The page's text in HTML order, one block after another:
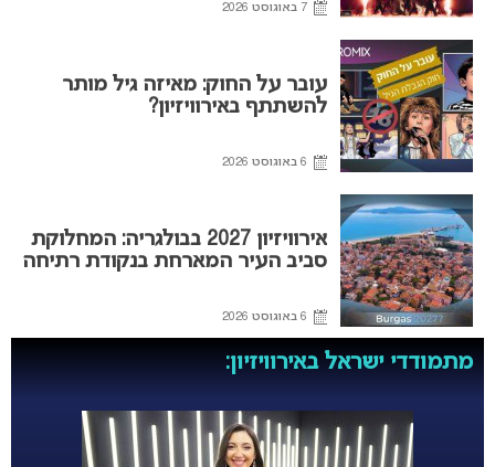
7 באוגוסט 2026
עובר על החוק: מאיזה גיל מותר
להשתתף באירוויזיון?
6 באוגוסט 2026
אירוויזיון 2027 בבולגריה: המחלוקת
סביב העיר המארחת בנקודת רתיחה
6 באוגוסט 2026
מתמודדי ישראל באירוויזיון: